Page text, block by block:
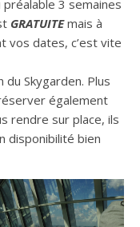
3 semaines
GRATUITEmais à
vos dates, c’est vite
du Skygarden. Plus
également
rendre sur place, ils
disponibilité bien